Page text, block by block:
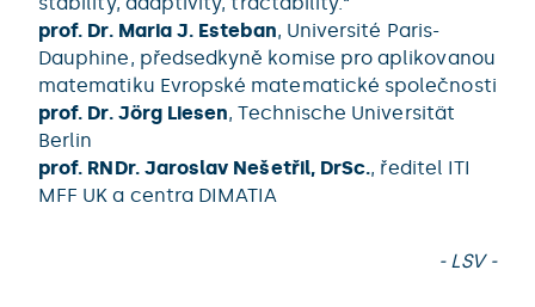
prof. Dr. Maria J. Esteban, Université Paris-
Dauphine, předsedkyně komise pro aplikovanou
matematiku Evropské matematické společnosti
prof. Dr. Jörg Liesen, Technische Universität
Berlin
prof. RNDr. Jaroslav Nešetřil, DrSc., ředitel ITI
MFF UK a centra DIMATIA
- LSV -